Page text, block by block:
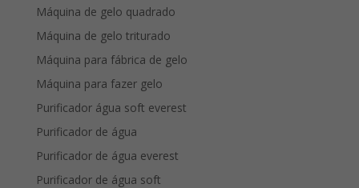
Máquina de gelo quadrado
Máquina de gelo triturado
Máquina para fábrica de gelo
Máquina para fazer gelo
Purificador água soft everest
Purificador de água
Purificador de água everest
Purificador de água soft